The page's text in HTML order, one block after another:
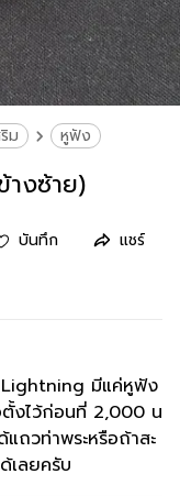
ม หูฟัง
งซ้าย)
บันทึก แชร์
Lightning มีแค่หูฟัง
ตั้งไว้ก่อนที่ 2,000 น
ถวท่าพระหรือถ้าสะ
เลยครับ